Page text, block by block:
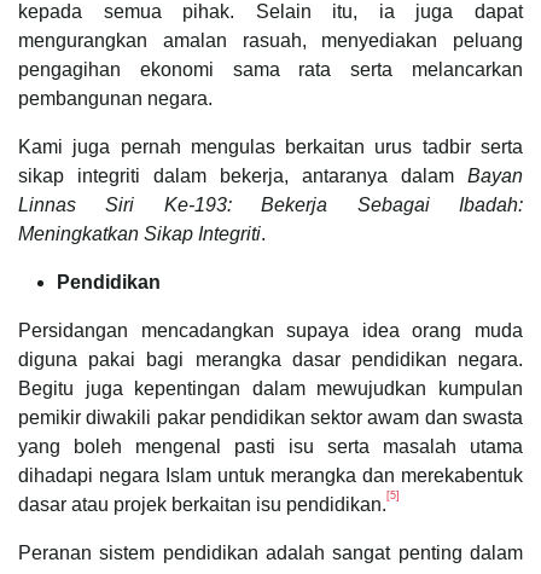
kepada semua pihak. Selain itu, ia juga dapat
mengurangkan amalan rasuah, menyediakan peluang
pengagihan ekonomi sama rata serta melancarkan
pembangunan negara.
Kami juga pernah mengulas berkaitan urus tadbir serta
sikap integriti dalam bekerja, antaranya dalam Bayan
Linnas Siri Ke-193: Bekerja Sebagai Ibadah:
Meningkatkan Sikap Integriti.
Pendidikan
Persidangan mencadangkan supaya idea orang muda
diguna pakai bagi merangka dasar pendidikan negara.
Begitu juga kepentingan dalam mewujudkan kumpulan
pemikir diwakili pakar pendidikan sektor awam dan swasta
yang boleh mengenal pasti isu serta masalah utama
dihadapi negara Islam untuk merangka dan merekabentuk
dasar atau projek berkaitan isu pendidikan. [5]
Peranan sistem pendidikan adalah sangat penting dalam